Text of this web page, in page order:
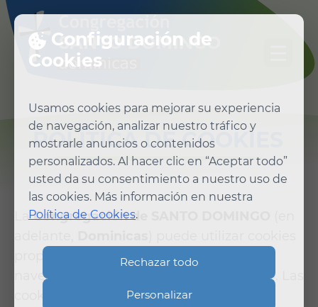
Configuración de
Cookies
Usamos cookies para mejorar su experiencia
de navegación, analizar nuestro tráfico y
mostrarle anuncios o contenidos
personalizados. Al hacer clic en “Aceptar todo”
usted da su consentimiento a nuestro uso de
las cookies. Más información en nuestra
Política de Cookies.
Rechazar todo
Personalizar
POLÍTICA DE COOKIES
LaCongregación de SANTO DOMINGO
propias y de terceros, cuando un usuario
navega por los sitios y páginas de la web. Las
cookies son ficheros enviados a un